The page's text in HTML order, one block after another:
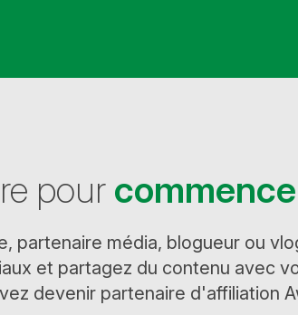
pour
partenaire média, blogueur ou
et partagez du contenu avec
devenir partenaire d'affiliation